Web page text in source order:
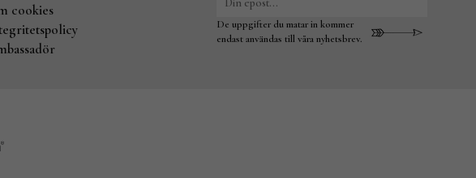
cookies
De uppgifter du matar in kommer
endast användas till våra nyhetsbrev.